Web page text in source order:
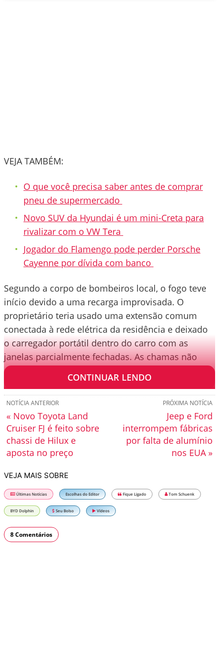
VEJA TAMBÉM:
O que você precisa saber antes de comprar
pneu de supermercado
Novo SUV da Hyundai é um mini-Creta para
rivalizar com o VW Tera
Jogador do Flamengo pode perder Porsche
Cayenne por dívida com banco
Segundo a corpo de bombeiros local, o fogo teve
início devido a uma recarga improvisada. O
proprietário teria usado uma extensão comum
conectada à rede elétrica da residência e deixado
o carregador portátil dentro do carro com as
janelas parcialmente fechadas. As chamas não
afetaram a bateria do veículo.
CONTINUAR LENDO
PRÓXIMA NOTÍCIA
Jeep e Ford
interrompem fábricas
por falta de alumínio
nos EUA »
NOTÍCIA ANTERIOR
« Novo Toyota Land
Cruiser FJ é feito sobre
chassi de Hilux e
aposta no preço
VEJA MAIS SOBRE
Últimas Notícias Escolhas do Editor Fique Ligado Tom Schuenk
BYD Dolphin Seu Bolso Vídeos
8 Comentários